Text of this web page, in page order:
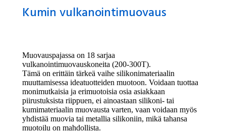
Kumin vulkanointimuovaus
Muovauspajassa on 18 sarjaa
vulkanointimuovauskoneita (200-300T).
Tämä on erittäin tärkeä vaihe silikonimateriaalin
muuttamisessa ideatuotteiden muotoon. Voidaan tuottaa
monimutkaisia ​​ja erimuotoisia osia asiakkaan
piirustuksista riippuen, ei ainoastaan ​​silikoni- tai
kumimateriaalin muovausta varten, vaan voidaan myös
yhdistää muovia tai metallia silikoniin, mikä tahansa
muotoilu on mahdollista.